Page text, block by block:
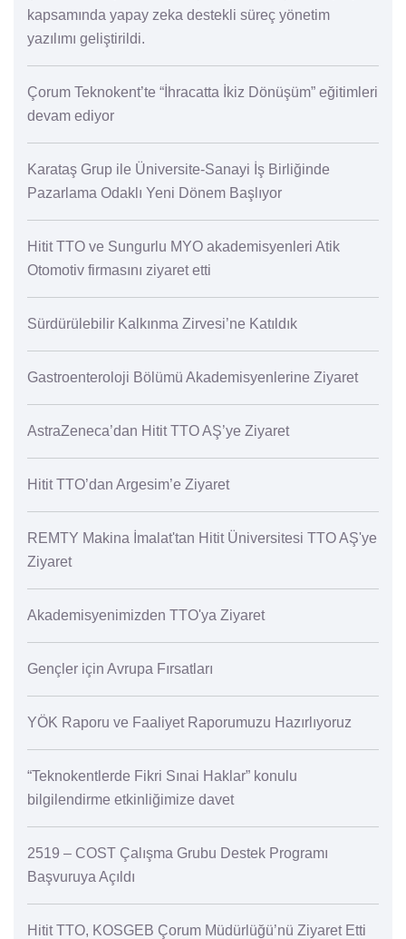
kapsamında yapay zeka destekli süreç yönetim
yazılımı geliştirildi.
Çorum Teknokent’te “İhracatta İkiz Dönüşüm” eğitimleri
devam ediyor
Karataş Grup ile Üniversite-Sanayi İş Birliğinde
Pazarlama Odaklı Yeni Dönem Başlıyor
Hitit TTO ve Sungurlu MYO akademisyenleri Atik
Otomotiv firmasını ziyaret etti
Sürdürülebilir Kalkınma Zirvesi’ne Katıldık
Gastroenteroloji Bölümü Akademisyenlerine Ziyaret
AstraZeneca’dan Hitit TTO AŞ’ye Ziyaret
Hitit TTO’dan Argesim’e Ziyaret
REMTY Makina İmalat'tan Hitit Üniversitesi TTO AŞ'ye
Ziyaret
Akademisyenimizden TTO'ya Ziyaret
Gençler için Avrupa Fırsatları
YÖK Raporu ve Faaliyet Raporumuzu Hazırlıyoruz
“Teknokentlerde Fikri Sınai Haklar” konulu
bilgilendirme etkinliğimize davet
2519 – COST Çalışma Grubu Destek Programı
Başvuruya Açıldı
Hitit TTO, KOSGEB Çorum Müdürlüğü’nü Ziyaret Etti